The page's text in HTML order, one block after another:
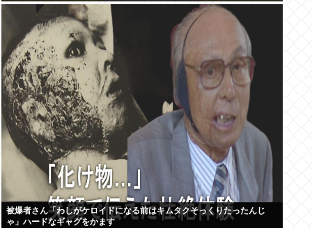
被爆者さん「わしがケロイドになる前はキムタクそっくりたったんじ
ゃ」ハードなギャグをかます